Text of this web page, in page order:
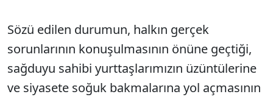
Sözü edilen durumun, halkın gerçek
sorunlarının konuşulmasının önüne geçtiği,
sağduyu sahibi yurttaşlarımızın üzüntülerine
ve siyasete soğuk bakmalarına yol açmasının